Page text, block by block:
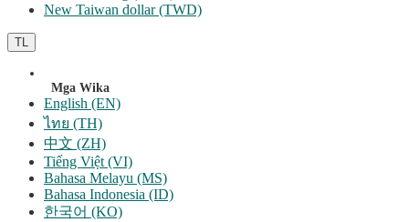
New Taiwan dollar (TWD)
TL
Mga Wika
English (EN)
ไทย (TH)
中文 (ZH)
Tiếng Việt (VI)
Bahasa Melayu (MS)
Bahasa Indonesia (ID)
한국어 (KO)